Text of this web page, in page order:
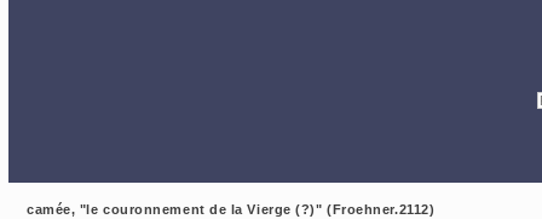
camée, "le couronnement de la Vierge (?)" (Froehner.2112)